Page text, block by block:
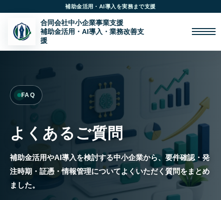
メ
ー
FAQ
よくあるご質問
補助金活用やAI導入を検討する中小企業から、要件確認・発
注時期・証憑・情報管理についてよくいただく質問をまとめ
ました。